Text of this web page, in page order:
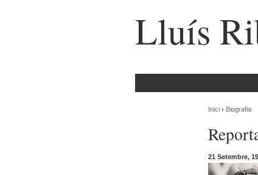
Lluís
Inici › Biografia
21 Setembre,